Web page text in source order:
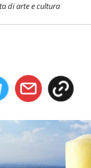
di arte e cultura